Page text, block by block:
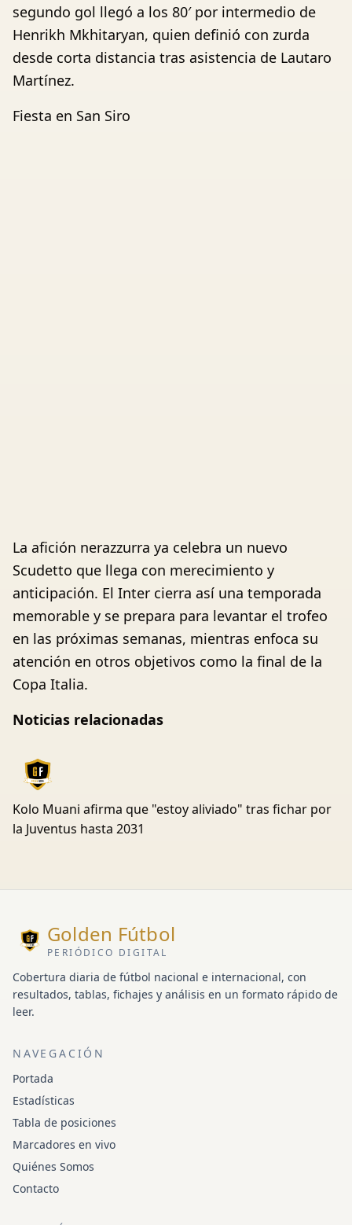
segundo gol llegó a los 80′ por intermedio de
Henrikh Mkhitaryan, quien definió con zurda
desde corta distancia tras asistencia de Lautaro
Martínez.
Fiesta en San Siro
La afición nerazzurra ya celebra un nuevo
Scudetto que llega con merecimiento y
anticipación. El Inter cierra así una temporada
memorable y se prepara para levantar el trofeo
en las próximas semanas, mientras enfoca su
atención en otros objetivos como la final de la
Copa Italia.
Noticias relacionadas
Kolo Muani afirma que "estoy aliviado" tras fichar por
la Juventus hasta 2031
Golden Fútbol
PERIÓDICO DIGITAL
Cobertura diaria de fútbol nacional e internacional, con
resultados, tablas, fichajes y análisis en un formato rápido de
leer.
NAVEGACIÓN
Portada
Estadísticas
Tabla de posiciones
Marcadores en vivo
Quiénes Somos
Contacto